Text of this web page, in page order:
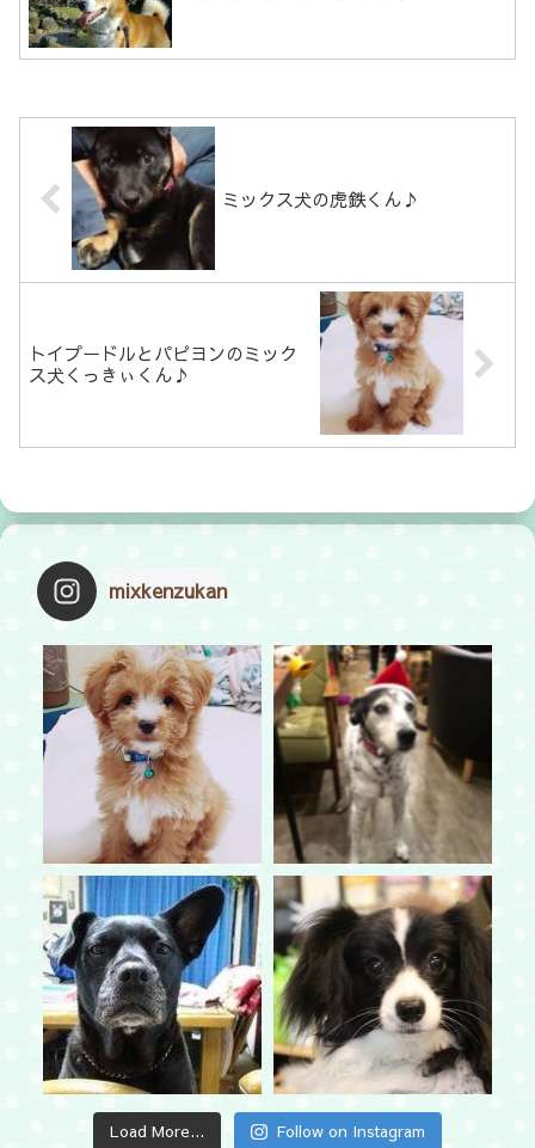
ミックス犬の虎鉄くん♪
トイプードルとパピヨンのミック
ス犬くっきぃくん♪
mixkenzukan
Load More... Follow on Instagram